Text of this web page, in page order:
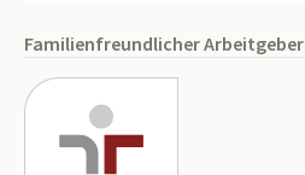
Familienfreundlicher Arbeitgeber